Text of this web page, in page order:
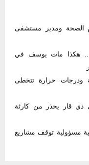
الصحة ومدير مستشفى
هكذا مات يوسف في
ودرجات حرارة تتخطى
ذي قار يحذر من كارثة
مسؤولية توقف مشاريع